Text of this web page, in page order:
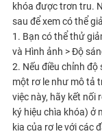
khóa được trơn tru.
sau để xem có thể
1. Bạn có thể thử
và Hình ảnh > Độ
2. Nếu điều chỉnh
một rơ le như mô tả
việc này, hãy kết nối
ký hiệu chìa khóa) ở
kia của rơ le với các